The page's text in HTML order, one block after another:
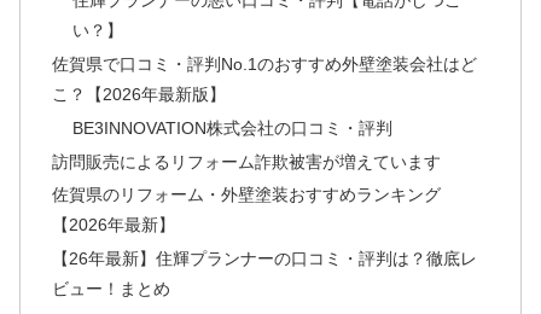
い？】
佐賀県で口コミ・評判No.1のおすすめ外壁塗装会社はど
こ？【2026年最新版】
BE3INNOVATION株式会社の口コミ・評判
訪問販売によるリフォーム詐欺被害が増えています
佐賀県のリフォーム・外壁塗装おすすめランキング
【2026年最新】
【26年最新】住輝プランナーの口コミ・評判は？徹底レ
ビュー！まとめ